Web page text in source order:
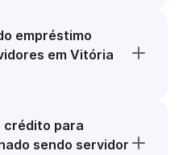
empréstimo
em Vitória
crédito para
sendo servidor